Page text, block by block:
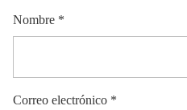
Nombre *
Correo electrónico *